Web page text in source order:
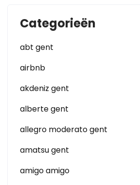
Categorieën
abt gent
airbnb
akdeniz gent
alberte gent
allegro moderato gent
amatsu gent
amigo amigo